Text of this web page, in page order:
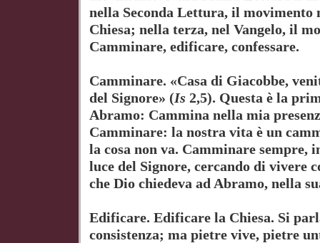
nella Seconda Lettura, il movimento
Chiesa; nella terza, nel Vangelo, il
Camminare, edificare, confessare.
Camminare. «Casa di Giacobbe,
del Signore» (Is 2,5). Questa è la
Abramo: Cammina nella mia
Camminare: la nostra vita è un
la cosa non va. Camminare sempre,
luce del Signore, cercando di vivere
che Dio chiedeva ad Abramo, nella
Edificare. Edificare la Chiesa. Si
consistenza; ma pietre vive, pietre